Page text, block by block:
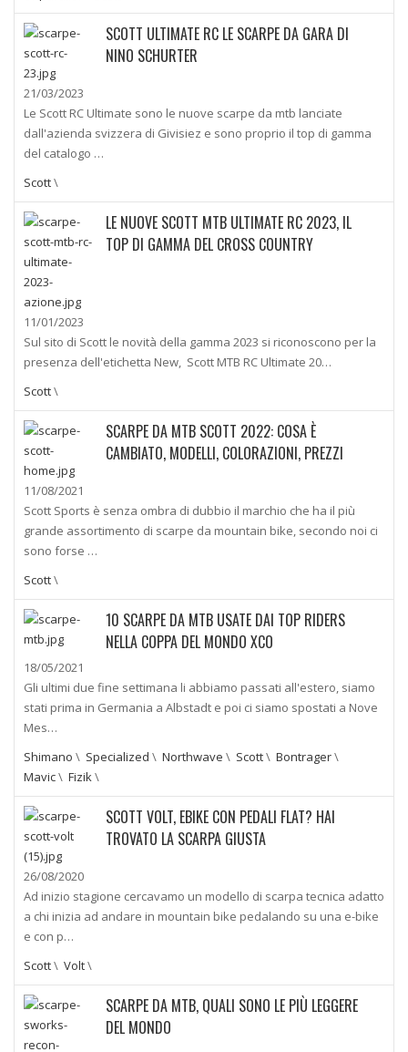
SCOTT ULTIMATE RC LE SCARPE DA GARA DI
NINO SCHURTER
21/03/2023
Le Scott RC Ultimate sono le nuove scarpe da mtb lanciate
dall'azienda svizzera di Givisiez e sono proprio il top di gamma
del catalogo …
Scott\
LE NUOVE SCOTT MTB ULTIMATE RC 2023, IL
TOP DI GAMMA DEL CROSS COUNTRY
11/01/2023
Sul sito di Scott le novità della gamma 2023 si riconoscono per la
presenza dell'etichetta New, Scott MTB RC Ultimate 20…
Scott\
SCARPE DA MTB SCOTT 2022: COSA È
CAMBIATO, MODELLI, COLORAZIONI, PREZZI
11/08/2021
Scott Sports è senza ombra di dubbio il marchio che ha il più
grande assortimento di scarpe da mountain bike, secondo noi ci
sono forse …
Scott\
10 SCARPE DA MTB USATE DAI TOP RIDERS
NELLA COPPA DEL MONDO XCO
18/05/2021
Gli ultimi due fine settimana li abbiamo passati all'estero, siamo
stati prima in Germania a Albstadt e poi ci siamo spostati a Nove
Mes…
Shimano \ Specialized \ Northwave \ Scott\ Bontrager\
Mavic\ Fizik \
SCOTT VOLT, EBIKE CON PEDALI FLAT? HAI
TROVATO LA SCARPA GIUSTA
26/08/2020
Ad inizio stagione cercavamo un modello di scarpa tecnica adatto
a chi inizia ad andare in mountain bike pedalando su una e-bike
e con p…
Scott\ Volt\
SCARPE DA MTB, QUALI SONO LE PIÙ LEGGERE
DEL MONDO